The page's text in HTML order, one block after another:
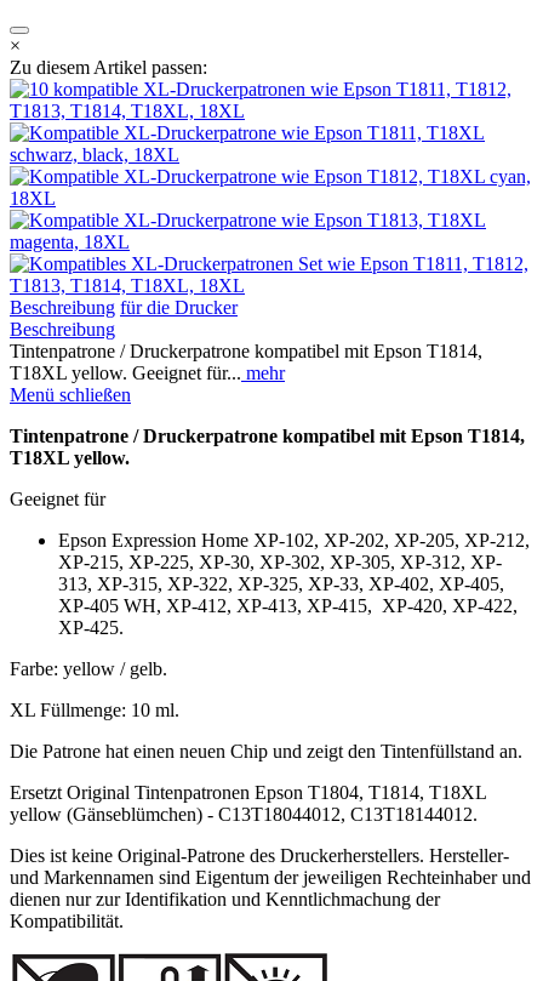
×
Zu diesem Artikel passen:
Beschreibung für die Drucker
Beschreibung
Tintenpatrone / Druckerpatrone kompatibel mit Epson T1814,
T18XL yellow. Geeignet für... mehr
Menü schließen
Tintenpatrone / Druckerpatrone kompatibel mit Epson T1814,
T18XL yellow.
Geeignet für
Epson Expression Home XP-102, XP-202, XP-205, XP-212,
XP-215, XP-225, XP-30, XP-302, XP-305, XP-312, XP-
313, XP-315, XP-322, XP-325, XP-33, XP-402, XP-405,
XP-405 WH, XP-412, XP-413, XP-415, XP-420, XP-422,
XP-425.
Farbe: yellow / gelb.
XL Füllmenge: 10 ml.
Die Patrone hat einen neuen Chip und zeigt den Tintenfüllstand an.
Ersetzt Original Tintenpatronen Epson T1804, T1814, T18XL
yellow (Gänseblümchen) - C13T18044012, C13T18144012.
Dies ist keine Original-Patrone des Druckerherstellers. Hersteller-
und Markennamen sind Eigentum der jeweiligen Rechteinhaber und
dienen nur zur Identifikation und Kenntlichmachung der
Kompatibilität.